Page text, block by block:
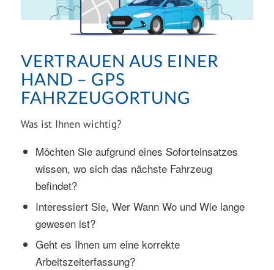
VERTRAUEN AUS EINER
HAND – GPS
FAHRZEUGORTUNG
Was ist Ihnen wichtig?
Möchten Sie aufgrund eines Soforteinsatzes
wissen, wo sich das nächste Fahrzeug
befindet?
Interessiert Sie, Wer Wann Wo und Wie lange
gewesen ist?
Geht es Ihnen um eine korrekte
Arbeitszeiterfassung?